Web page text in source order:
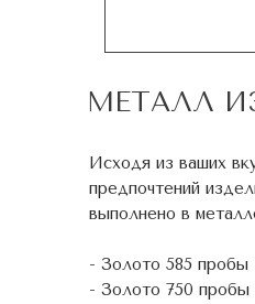
МЕТАЛЛ
Исходя из ваших
предпочтений
выполнено в
- Золото 585 пробы
- Золото 750 пробы